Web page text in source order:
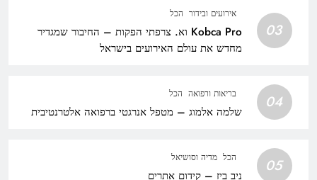
03
אירועים ובידור הכל
Kobca Pro וא. צרפתי הפקות – החיבור שמגדיר
מחדש את עולם האירועים בישראל
04 בריאות ורפואה הכל
שלמה אלמוג – מטפל אנרגטי ברפואה אלטרנטיבית
05 הכל מדיה וסושיאל
ניב ביז – קידום אתרים